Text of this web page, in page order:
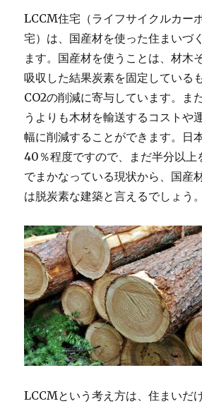
LCCM住宅（ライフサイクルカー
宅）は、国産材を使った住まいづ
ます。国産材を使うことは、材木
吸収した結果炭素を固定している
CO2の削減に寄与しています。ま
うよりも木材を輸送するコストや
幅に削減することができます。日
40％程度ですので、まだ半分以上
でまかなっている現状から、国産
は脱炭素な建築と言えるでしょう。
LCCMという考え方は、住まいだ